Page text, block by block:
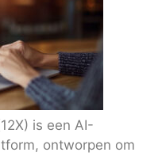
is een AI-
ontworpen om